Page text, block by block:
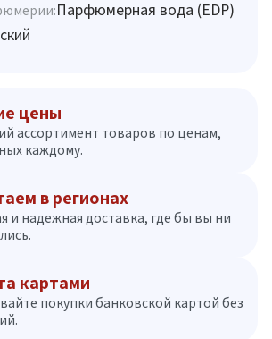
Парфюмерная вода (EDP)
цены
ассортимент товаров по ценам,
каждому.
в регионах
и надежная доставка, где бы вы ни
картами
покупки банковской картой без